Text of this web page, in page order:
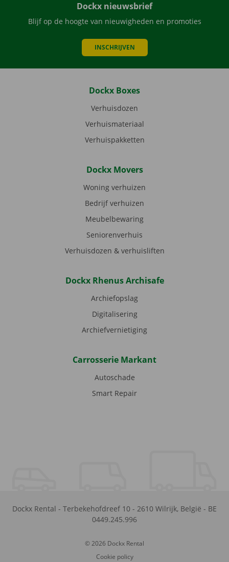
Dockx nieuwsbrief
Blijf op de hoogte van nieuwigheden en promoties
INSCHRIJVEN
Dockx Boxes
Verhuisdozen
Verhuismateriaal
Verhuispakketten
Dockx Movers
Woning verhuizen
Bedrijf verhuizen
Meubelbewaring
Seniorenverhuis
Verhuisdozen & verhuisliften
Dockx Rhenus Archisafe
Archiefopslag
Digitalisering
Archiefvernietiging
Carrosserie Markant
Autoschade
Smart Repair
Dockx Rental - Terbekehofdreef 10 - 2610 Wilrijk, België - BE
0449.245.996
© 2026 Dockx Rental
Cookie policy